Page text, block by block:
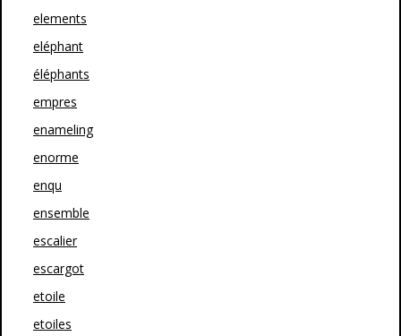
elements
eléphant
éléphants
empres
enameling
enorme
enqu
ensemble
escalier
escargot
etoile
etoiles